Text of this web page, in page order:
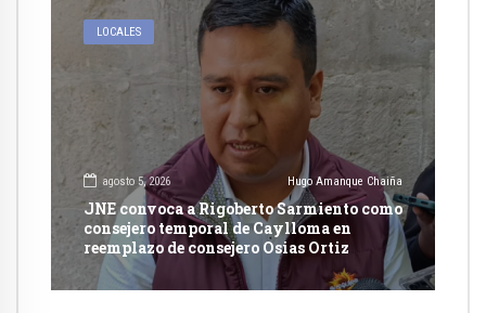
LOCALES
agosto 5, 2026 Hugo Amanque Chaiña
JNE convoca a Rigoberto Sarmiento como
consejero temporal de Caylloma en
reemplazo de consejero Osias Ortiz